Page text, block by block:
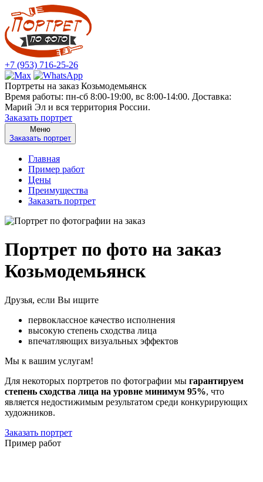
+7 (953) 716-25-26
Портреты на заказ Козьмодемьянск
Время работы: пн-сб 8:00-19:00, вс 8:00-14:00. Доставка:
Марий Эл и вся территория России.
Заказать портрет
Меню
Заказать портрет
Главная
Пример работ
Цены
Преимущества
Заказать портрет
Портрет по фото на заказ
Козьмодемьянск
Друзья, если Вы ищите
первоклассное качество исполнения
высокую степень сходства лица
впечатляющих визуальных эффектов
Мы к вашим услугам!
Для некоторых портретов по фотографии мы гарантируем
степень сходства лица на уровне минимум 95%, что
является недостижимым результатом среди конкурирующих
художников.
Заказать портрет
Пример работ